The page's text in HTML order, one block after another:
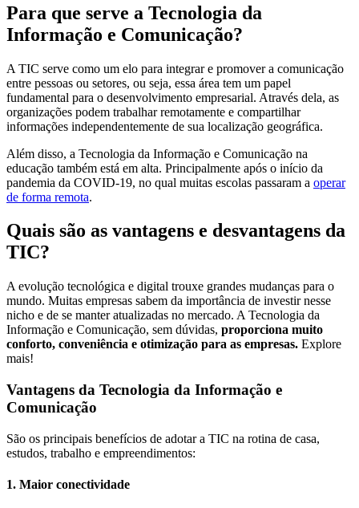
Para que serve a Tecnologia da
Informação e Comunicação?
A TIC serve como um elo para integrar e promover a comunicação
entre pessoas ou setores, ou seja, essa área tem um papel
fundamental para o desenvolvimento empresarial. Através dela, as
organizações podem trabalhar remotamente e compartilhar
informações independentemente de sua localização geográfica.
Além disso, a Tecnologia da Informação e Comunicação na
educação também está em alta. Principalmente após o início da
pandemia da COVID-19, no qual muitas escolas passaram a operar
de forma remota.
Quais são as vantagens e desvantagens da
TIC?
A evolução tecnológica e digital trouxe grandes mudanças para o
mundo. Muitas empresas sabem da importância de investir nesse
nicho e de se manter atualizadas no mercado. A Tecnologia da
Informação e Comunicação, sem dúvidas, proporciona muito
conforto, conveniência e otimização para as empresas. Explore
mais!
Vantagens da Tecnologia da Informação e
Comunicação
São os principais benefícios de adotar a TIC na rotina de casa,
estudos, trabalho e empreendimentos:
1. Maior conectividade